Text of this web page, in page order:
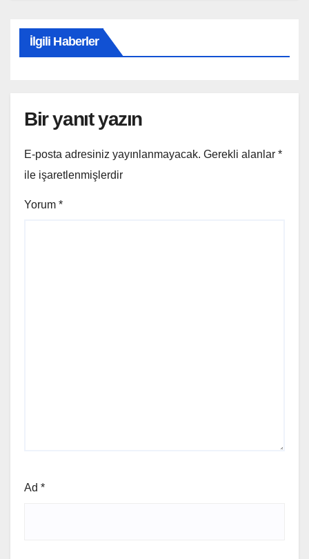
İlgili Haberler
Bir yanıt yazın
E-posta adresiniz yayınlanmayacak. Gerekli alanlar *
ile işaretlenmişlerdir
Yorum *
Ad *